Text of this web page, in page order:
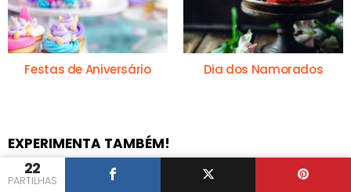
22
PARTILHAS
Festas de Aniversário Dia dos Namorados
EXPERIMENTA TAMBÉM!